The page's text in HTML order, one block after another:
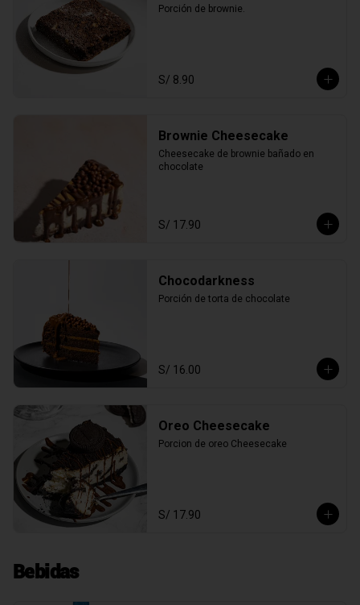
Porción de brownie.
S/ 8.90
Brownie Cheesecake
Cheesecake de brownie bañado en
chocolate
S/ 17.90
Chocodarkness
Porción de torta de chocolate
S/ 16.00
Oreo Cheesecake
Porcion de oreo Cheesecake
S/ 17.90
Bebidas